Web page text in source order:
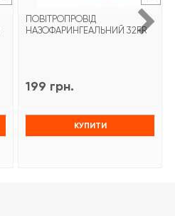
ПОВІТРОПРОВІД
НАЗОФАРИНГЕАЛЬНИЙ 32FR
199 грн.
КУПИТИ